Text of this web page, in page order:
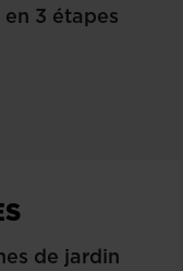
3 étapes
de jardin